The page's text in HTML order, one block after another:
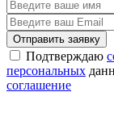
Отправить заявку
Подтверждаю
персональных
соглашение